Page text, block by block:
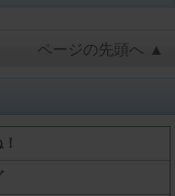
ページの先頭へ ▲